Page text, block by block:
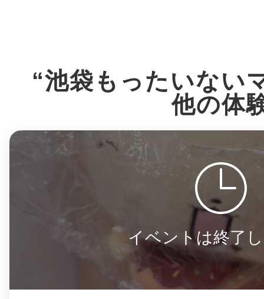
“池袋もったいない
他の体
イベントは終了
日立
滋賀県